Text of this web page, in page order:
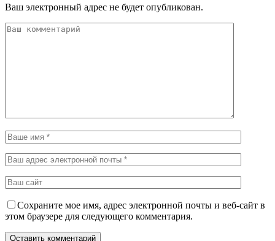
Ваш электронный адрес не будет опубликован.
Сохраните мое имя, адрес электронной почты и веб-сайт в
этом браузере для следующего комментария.